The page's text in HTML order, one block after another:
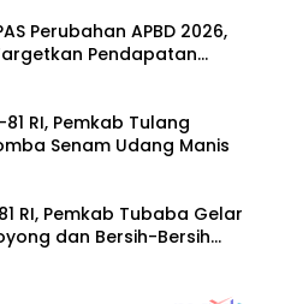
Perubahan APBD 2026,
Pendapatan
RI, Pemkab Tulang
Senam Udang Manis
RI, Pemkab Tubaba Gelar
dan Bersih-Bersih